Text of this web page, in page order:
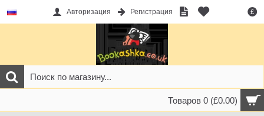
£
Авторизация Регистрация
Товаров 0 (£0.00)